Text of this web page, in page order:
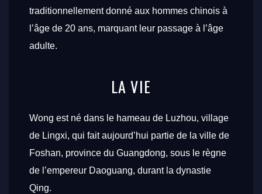
traditionnellement donné aux hommes chinois à
l’âge de 20 ans, marquant leur passage à l’âge
adulte.
LA VIE
Wong est né dans le hameau de Luzhou, village
de Lingxi, qui fait aujourd’hui partie de la ville de
Foshan, province du Guangdong, sous le règne
de l’empereur Daoguang, durant la dynastie
Qing.